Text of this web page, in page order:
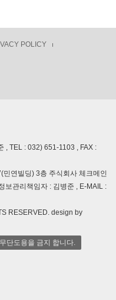
POLICY
, TEL : 032) 651-1103 , FAX :
연빌딩) 3층 주식회사 체크메인
보관리책임자 : 김병준 , E-MAIL :
RESERVED. design by
단도용을 금지 합니다.